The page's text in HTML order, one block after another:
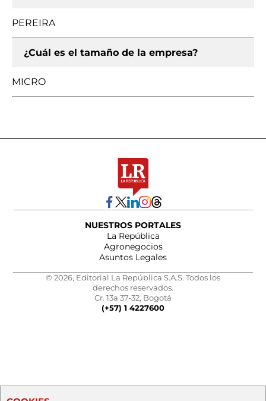
PEREIRA
¿Cuál es el tamaño de la empresa?
MICRO
NUESTROS PORTALES
La República
Agronegocios
Asuntos Legales
© 2026, Editorial La República S.A.S. Todos los
derechos reservados.
Cr. 13a 37-32, Bogotá
(+57) 1 4227600